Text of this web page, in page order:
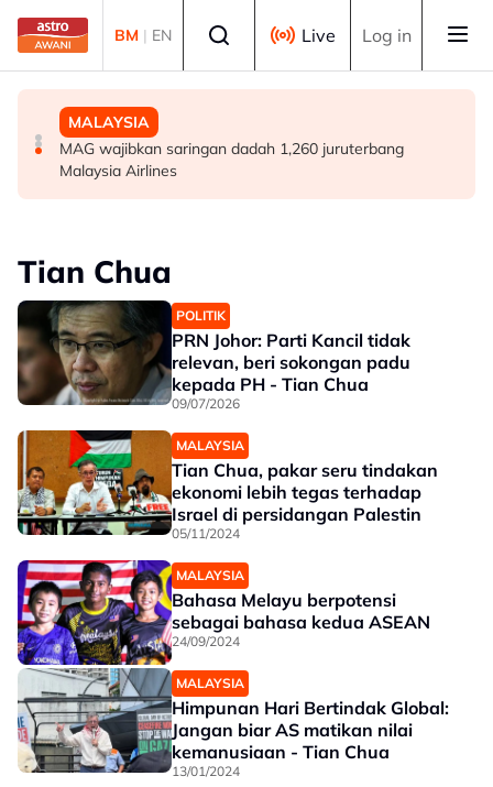
Skip to main content
BM | EN Live Log in
DUNIA
Remaja dimasukkan ke hospital selepas insiden
tembakan di barat Sydney
POLITIK
[TERKINI] 10 ADUN BN-PN dilantik Exco, terajui
pentadbiran Negeri Sembilan
MALAYSIA
MAG wajibkan saringan dadah 1,260 juruterbang
Malaysia Airlines
Tian Chua
POLITIK
PRN Johor: Parti Kancil tidak
relevan, beri sokongan padu
kepada PH - Tian Chua
09/07/2026
MALAYSIA
Tian Chua, pakar seru tindakan
ekonomi lebih tegas terhadap
Israel di persidangan Palestin
05/11/2024
MALAYSIA
Bahasa Melayu berpotensi
sebagai bahasa kedua ASEAN
24/09/2024
MALAYSIA
Himpunan Hari Bertindak Global:
Jangan biar AS matikan nilai
kemanusiaan - Tian Chua
13/01/2024